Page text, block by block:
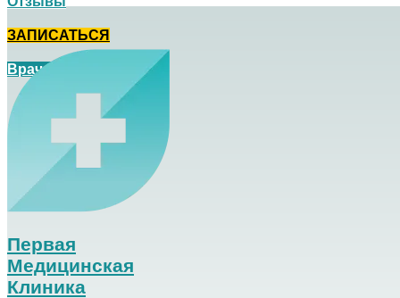
ЗАПИСАТЬСЯ
Врач на дом
Первая
Медицинская
Клиника